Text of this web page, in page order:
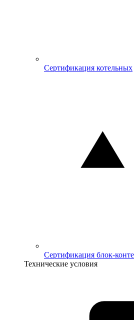
Сертификация котельных
Сертификация блок-
Технические условия